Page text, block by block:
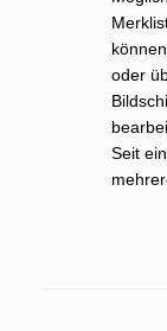
oder
Seit